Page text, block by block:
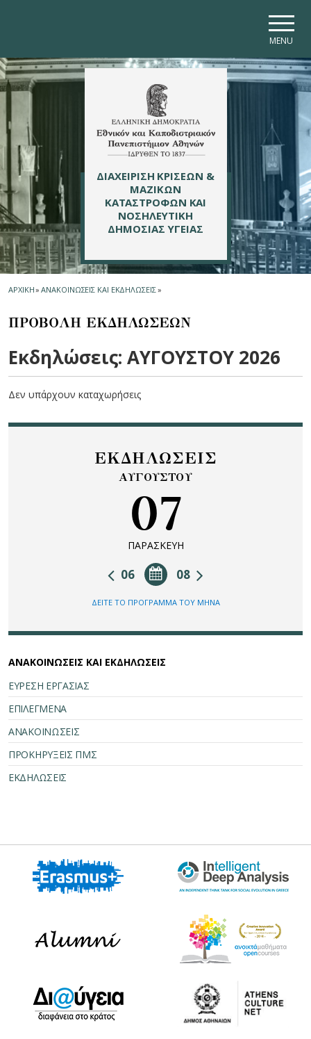
MENU
ΔΙΑΧΕΙΡΙΣΗ ΚΡΙΣΕΩΝ &
ΜΑΖΙΚΩΝ
ΚΑΤΑΣΤΡΟΦΩΝ ΚΑΙ
ΝΟΣΗΛΕΥΤΙΚΗ
ΔΗΜΟΣΙΑΣ ΥΓΕΙΑΣ
ΑΡΧΙΚΗ» ΑΝΑΚΟΙΝΩΣΕΙΣ ΚΑΙ ΕΚΔΗΛΩΣΕΙΣ»
ΠΡΟΒΟΛΗ ΕΚΔΗΛΩΣΕΩΝ
Εκδηλώσεις: ΑΥΓΟΥΣΤΟΥ 2026
Δεν υπάρχουν καταχωρήσεις
ΕΚΔΗΛΩΣΕΙΣ
ΑΥΓΟΥΣΤΟΥ
07
ΠΑΡΑΣΚΕΥΗ
08
06
ΔΕΙΤΕ ΤΟ ΠΡΟΓΡΑΜΜΑ ΤΟΥ ΜΗΝΑ
ΑΝΑΚΟΙΝΩΣΕΙΣ ΚΑΙ ΕΚΔΗΛΩΣΕΙΣ
ΕΥΡΕΣΗ ΕΡΓΑΣΙΑΣ
ΕΠΙΛΕΓΜΕΝΑ
ΑΝΑΚΟΙΝΩΣΕΙΣ
ΠΡΟΚΗΡΥΞΕΙΣ ΠΜΣ
ΕΚΔΗΛΩΣΕΙΣ